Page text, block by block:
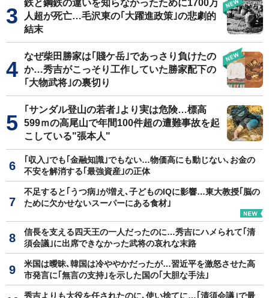
鉄と鋼鉄の違いを知らなかったために1700万
人超が死亡…毛沢東の｢大躍進政策｣の悲劇的
結末
なぜ柴田勝家は｢賤ケ岳｣であっさり負けたの
か…秀吉がこっそり工作していた勝家配下の
｢大物武将｣の裏切り
｢サンダル登山の若者｣より実は危険…標高
599ｍの高尾山で年間100件超の遭難事故を起
こしている"張本人"
｢収入｣でも｢金融知識｣でもない…物価高にも動じない､お金の
不安を解消する｢最強資産｣の正体
不足すると｢うつ病｣が増え､子どものIQに影響…東大教授｢脳の
ために欠かせないスーパーにある食材｣
信長を支える四天王の一人だったのに…秀吉にハメられて｢清
須会議｣に出席できなかった武将の哀れな末路
米国は曖昧､韓国は冷ややかだったが…習近平を激怒させた高
市発言に｢無言の支持｣を示した国の｢大胆な手法｣
秀吉よりも大役を任されたのに､使い捨てに…｢清須会議｣で最